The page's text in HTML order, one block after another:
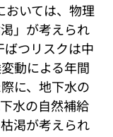
おいては、物理
」が考えられ
ばつリスクは中
動による年間
に、地下水の
水の自然補給
渇が考えられ